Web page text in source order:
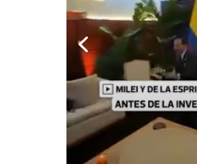
Condiciones